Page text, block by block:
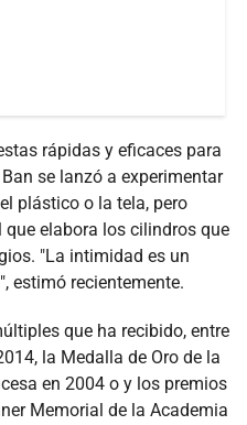
rápidas y eficaces para
se lanzó a experimentar
plástico o la tela, pero
elabora los cilindros que
"La intimidad es un
estimó recientemente.
que ha recibido, entre
la Medalla de Oro de la
en 2004 o y los premios
Memorial de la Academia